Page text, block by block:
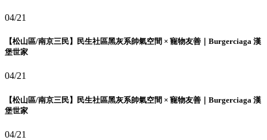
04/21
【松山區/南京三民】民生社區黑灰系帥氣空間 × 寵物友善｜Burgerciaga 漢
堡世家
04/21
【松山區/南京三民】民生社區黑灰系帥氣空間 × 寵物友善｜Burgerciaga 漢
堡世家
04/21